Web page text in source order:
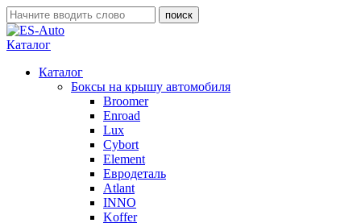
Каталог
Каталог
Боксы на крышу автомобиля
Broomer
Enroad
Lux
Cybort
Element
Евродеталь
Atlant
INNO
Koffer